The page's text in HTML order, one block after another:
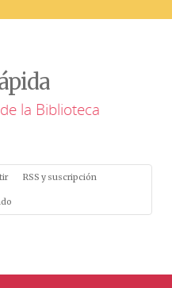
la Biblioteca
RSS y suscripción